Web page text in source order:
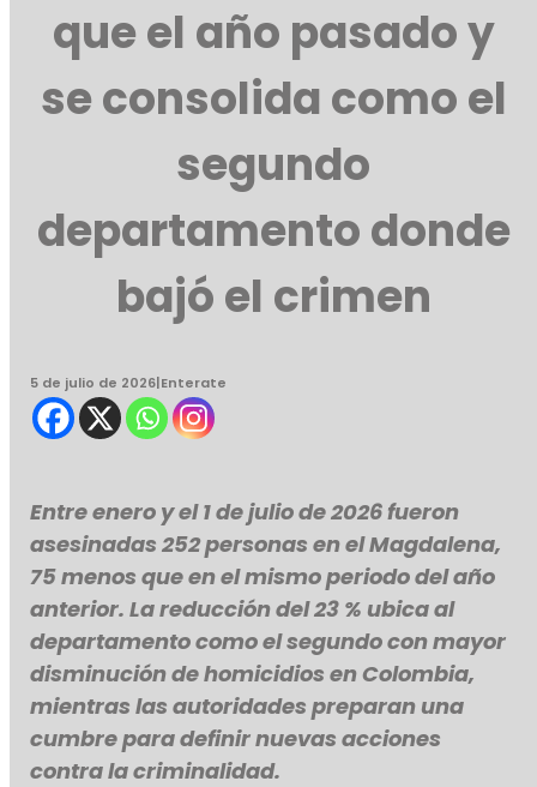
que el año pasado y
se consolida como el
segundo
departamento donde
bajó el crimen
5 de julio de 2026|Enterate
Entre enero y el 1 de julio de 2026 fueron
asesinadas 252 personas en el Magdalena,
75 menos que en el mismo periodo del año
anterior. La reducción del 23 % ubica al
departamento como el segundo con mayor
disminución de homicidios en Colombia,
mientras las autoridades preparan una
cumbre para definir nuevas acciones
contra la criminalidad.